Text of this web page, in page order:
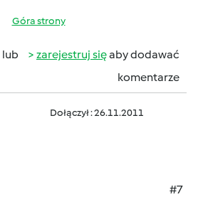
Góra strony
lub zarejestruj sięaby dodawać
komentarze
Dołączył : 26.11.2011
#7